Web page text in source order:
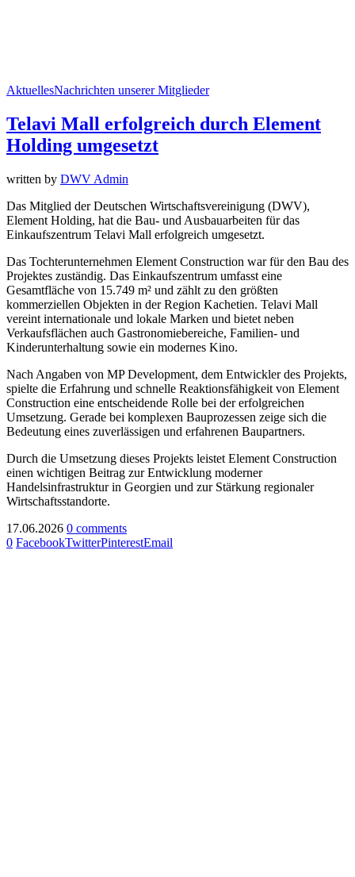
AktuellesNachrichten unserer Mitglieder
Telavi Mall erfolgreich durch Element
Holding umgesetzt
written by DWV Admin
Das Mitglied der Deutschen Wirtschaftsvereinigung (DWV),
Element Holding, hat die Bau- und Ausbauarbeiten für das
Einkaufszentrum Telavi Mall erfolgreich umgesetzt.
Das Tochterunternehmen Element Construction war für den Bau des
Projektes zuständig. Das Einkaufszentrum umfasst eine
Gesamtfläche von 15.749 m² und zählt zu den größten
kommerziellen Objekten in der Region Kachetien. Telavi Mall
vereint internationale und lokale Marken und bietet neben
Verkaufsflächen auch Gastronomiebereiche, Familien- und
Kinderunterhaltung sowie ein modernes Kino.
Nach Angaben von MP Development, dem Entwickler des Projekts,
spielte die Erfahrung und schnelle Reaktionsfähigkeit von Element
Construction eine entscheidende Rolle bei der erfolgreichen
Umsetzung. Gerade bei komplexen Bauprozessen zeige sich die
Bedeutung eines zuverlässigen und erfahrenen Baupartners.
Durch die Umsetzung dieses Projekts leistet Element Construction
einen wichtigen Beitrag zur Entwicklung moderner
Handelsinfrastruktur in Georgien und zur Stärkung regionaler
Wirtschaftsstandorte.
17.06.2026 0 comments
0 FacebookTwitterPinterestEmail